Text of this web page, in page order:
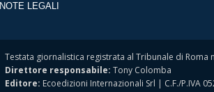
NOTE LEGALI
Testata giornalistica registrata al Tribunale di Roma
Direttore responsabile: Tony Colomba
Editore: Ecoedizioni Internazionali Srl | C.F./P.IVA